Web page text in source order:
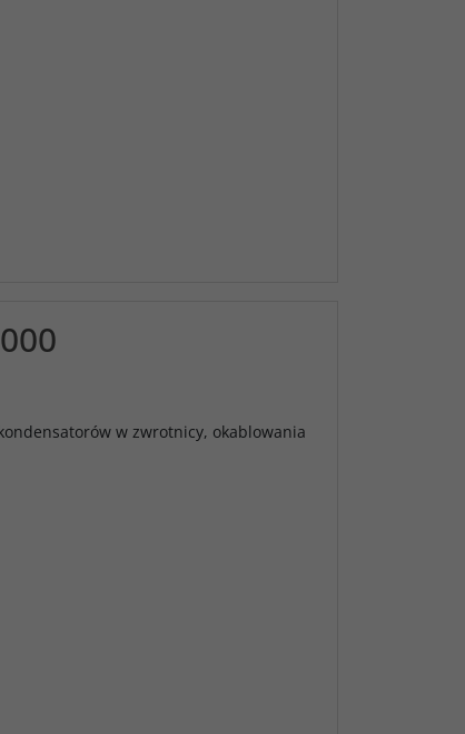
w zwrotnicy, okablowania